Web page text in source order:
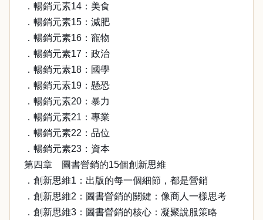
．暢銷元素14：美食
．暢銷元素15：減肥
．暢銷元素16：寵物
．暢銷元素17：政治
．暢銷元素18：國學
．暢銷元素19：懸恐
．暢銷元素20：暴力
．暢銷元素21：專業
．暢銷元素22：品位
．暢銷元素23：資本
第四章 圖書營銷的15個創新思維
．創新思維1：出版的每一個細節，都是營銷
．創新思維2：圖書營銷的關鍵：像商人一樣思考
．創新思維3：圖書營銷的核心：凝聚說服策略